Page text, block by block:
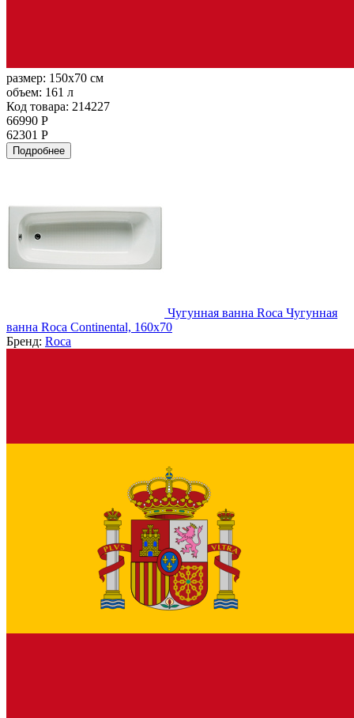
размер: 150x70 см
объем: 161 л
Код товара: 214227
66990 Р
62301 Р
Подробнее
Чугунная ванна Roca Чугунная
ванна Roca Continental, 160x70
Бренд: Roca